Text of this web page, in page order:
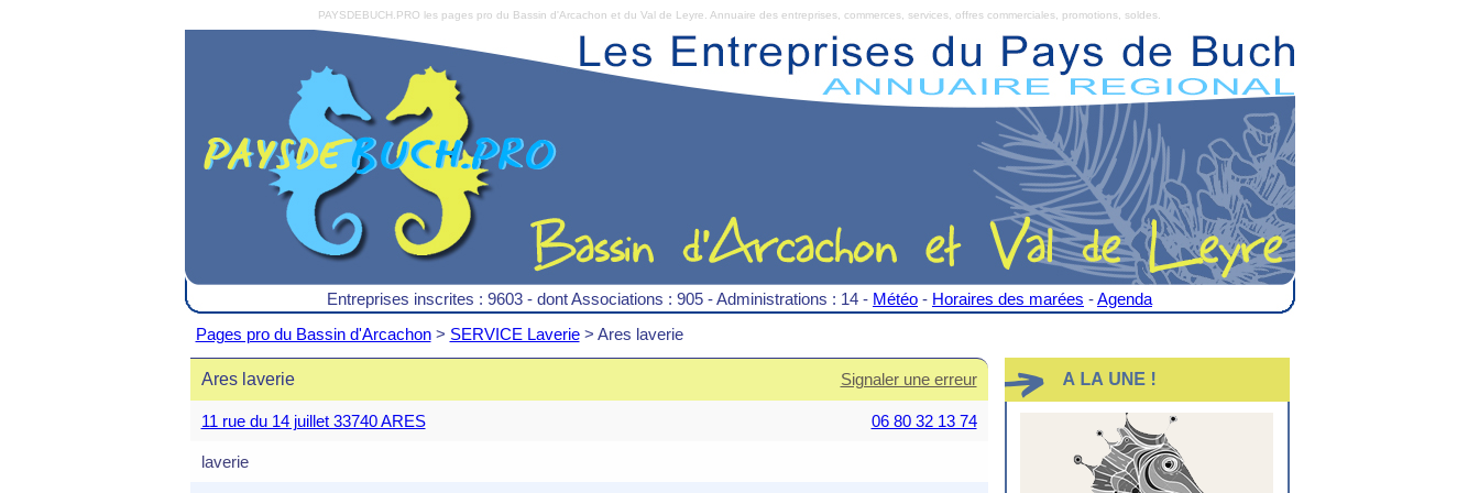
PAYSDEBUCH.PRO les pages pro du Bassin d'Arcachon et du Val de Leyre. Annuaire des entreprises, commerces, services, offres commerciales, promotions, soldes.
Entreprises inscrites : 9603 - dont Associations : 905 - Administrations : 14 - Météo - Horaires des marées -Agenda
Pages pro du Bassin d'Arcachon> SERVICE Laverie> Ares laverie
Ares laverie Signaler une erreur
11 rue du 14 juillet 33740 ARES 06 80 32 13 74
laverie